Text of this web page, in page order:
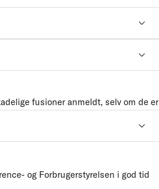
fusioner anmeldt, selv om de er
og Forbrugerstyrelsen i god tid